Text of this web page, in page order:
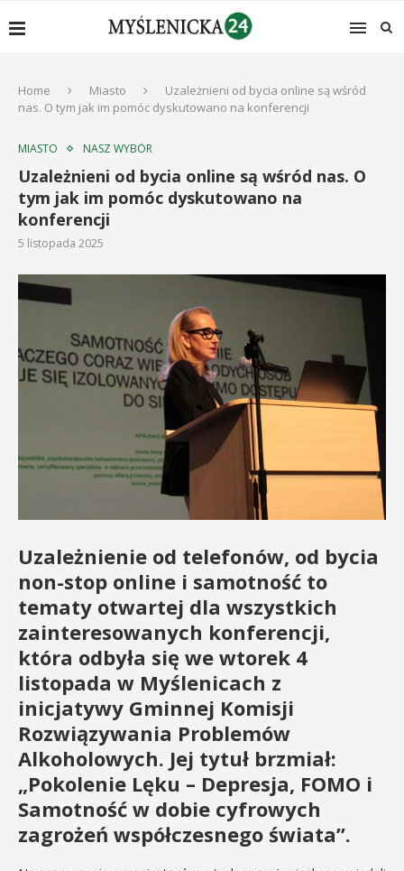
Home Miasto
Uzależnieni od bycia online są wśród
nas. O tym jak im pomóc dyskutowano na konferencji
MIASTO NASZ WYBÓR
Uzależnieni od bycia online są wśród nas. O
tym jak im pomóc dyskutowano na
konferencji
5 listopada 2025
Uzależnienie od telefonów, od bycia
non-stop online i samotność to
tematy otwartej dla wszystkich
zainteresowanych konferencji,
która odbyła się we wtorek 4
listopada w Myślenicach z
inicjatywy Gminnej Komisji
Rozwiązywania Problemów
Alkoholowych. Jej tytuł brzmiał:
„Pokolenie Lęku – Depresja, FOMO i
Samotność w dobie cyfrowych
zagrożeń współczesnego świata”.